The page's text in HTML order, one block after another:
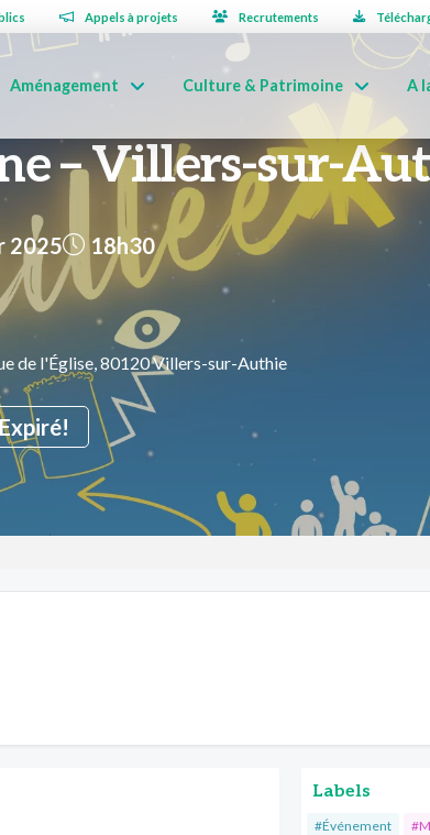
Appels à projets Recrutements
Aménagement Culture & Patrimoine A
– Villers-sur-
2025
Expiré!
18h30
de l'Église, 80120 Villers-sur-Authie
Labels
#Événement